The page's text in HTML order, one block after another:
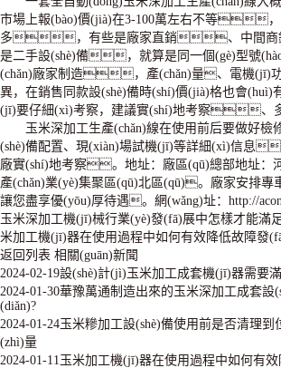
市場上報(bào)價(jià)在3-100萬左右不等，
多，有些是廠家直銷、中間
是二手設(shè)備，就算是同一個(gè)型號
(chǎn)廠家制造，產(chǎn)量、電機(jī)功
異，在銷售同款設(shè)備時(shí)價(jià)格也會
(jī)要仔細(xì)考察，建議實(shí)地考察、
玉米深加工生產(chǎn)線在使用前后要做好檢
(shè)備配置、現(xiàn)場試機(jī)等詳細(xì)信息
廠實(shí)地考察。地址：廠區(qū)總部地址：
產(chǎn)業(yè)集聚區(qū)北區(qū)。廠家安排專
讓您盡享優(yōu)厚待遇。網(wǎng)址： http://
玉米深加工機(jī)械行業(yè)發(fā)展中怎樣才能滿
米加工機(jī)器在使用過程中如何有效降低故障發
返回列表 相關(guān)新聞
2024-02-19設(shè)計(jì)玉米加工成套機(jī)器需要
2024-01-30華豫萬通制造出來的玉米深加工成套設
(diǎn)?
2024-01-24玉米糝加工設(shè)備使用前是否清理
(zhì)量
2024-01-11 玉米加工機(jī)器在使用過程中如何有